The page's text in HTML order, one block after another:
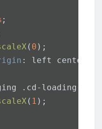
;
( 0 );
: left center;
.cd-loading-bar
( 1 );